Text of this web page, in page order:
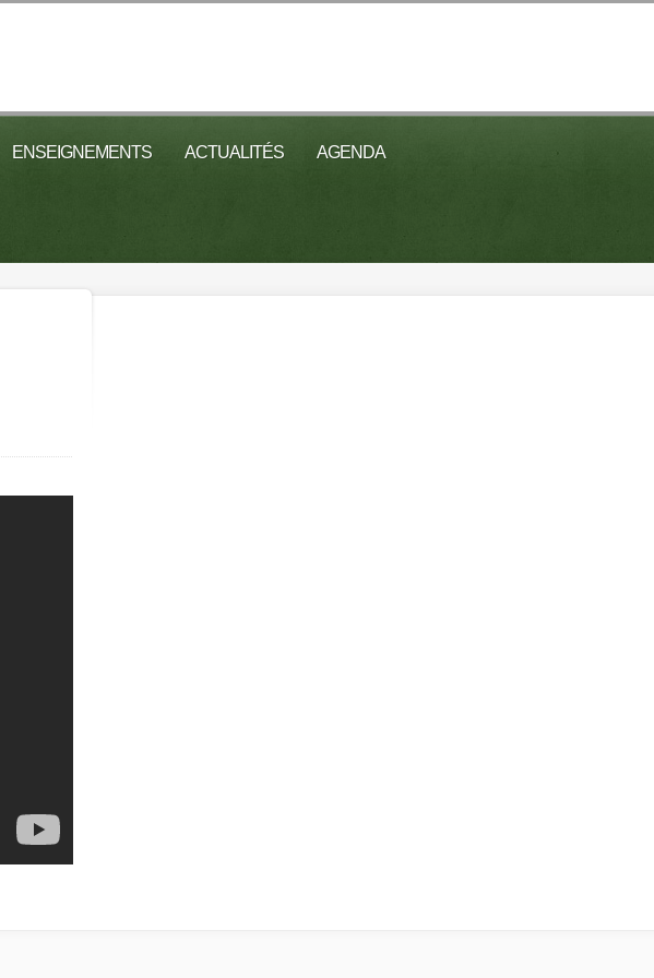
ENSEIGNEMENTS ACTUALITÉS AGENDA